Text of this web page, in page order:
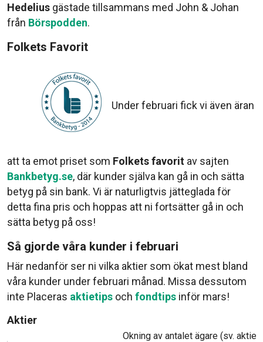
Hedelius gästade tillsammans med John & Johan
från Börspodden.
Folkets Favorit
Under februari fick vi även äran
att ta emot priset som Folkets favorit av sajten
Bankbetyg.se, där kunder själva kan gå in och sätta
betyg på sin bank. Vi är naturligtvis jätteglada för
detta fina pris och hoppas att ni fortsätter gå in och
sätta betyg på oss!
Så gjorde våra kunder i februari
Här nedanför ser ni vilka aktier som ökat mest bland
våra kunder under februari månad. Missa dessutom
inte Placeras aktietips och fondtips inför mars!
Aktier
Ökning av antalet ägare (sv. aktier)